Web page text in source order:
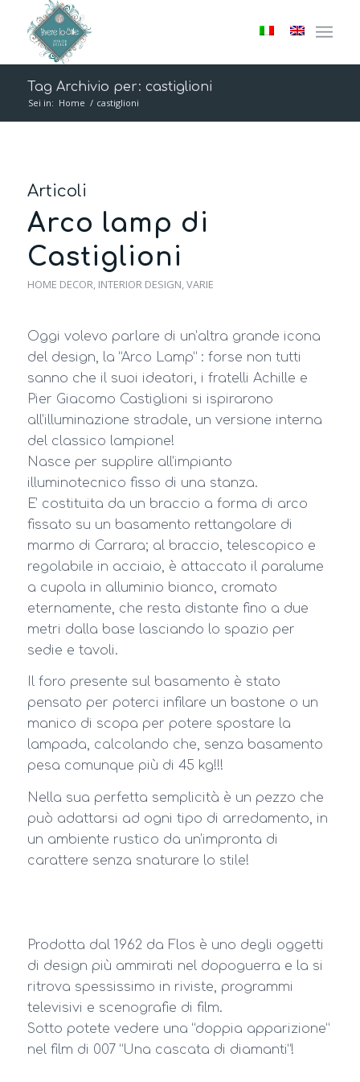
Tag Archivio per: castiglioni
Sei in: Home / castiglioni
Articoli
Arco lamp di
Castiglioni
HOME DECOR, INTERIOR DESIGN,VARIE
Oggi volevo parlare di un’altra grande icona
del design, la “Arco Lamp” : forse non tutti
sanno che il suoi ideatori, i fratelli Achille e
Pier Giacomo Castiglioni si ispirarono
all’illuminazione stradale, un versione interna
del classico lampione!
Nasce per supplire all’impianto
illuminotecnico fisso di una stanza.
E’ costituita da un braccio a forma di arco
fissato su un basamento rettangolare di
marmo di Carrara; al braccio, telescopico e
regolabile in acciaio, è attaccato il paralume
a cupola in alluminio bianco, cromato
eternamente, che resta distante fino a due
metri dalla base lasciando lo spazio per
sedie e tavoli.
Il foro presente sul basamento è stato
pensato per poterci infilare un bastone o un
manico di scopa per potere spostare la
lampada, calcolando che, senza basamento
pesa comunque più di 45 kg!!!
Nella sua perfetta semplicità è un pezzo che
può adattarsi ad ogni tipo di arredamento, in
un ambiente rustico da un’impronta di
carattere senza snaturare lo stile!
Prodotta dal 1962 da Flos è uno degli oggetti
di design più ammirati nel dopoguerra e la si
ritrova spessissimo in riviste, programmi
televisivi e scenografie di film.
Sotto potete vedere una “doppia apparizione”
nel film di 007 “Una cascata di diamanti”!